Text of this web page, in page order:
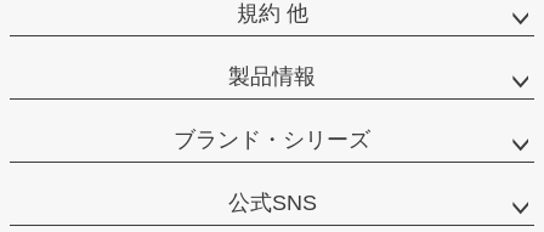
規約 他
製品情報
ブランド・シリーズ
公式SNS